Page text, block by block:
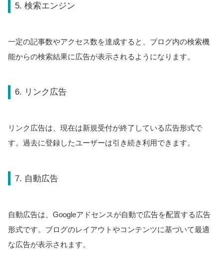
5. 検索エンジン
一定の記事数やアクセス数を達成すると、ブログ内の検索機
能からの検索結果に広告が表示されるようになります。
6. リンク広告
リンク広告は、現在は新規受付が終了している広告形式で
す。過去に登録したユーザーは引き続き利用できます。
7. 自動広告
自動広告は、Googleアドセンスが自動で広告を配置する広告
形式です。ブログのレイアウトやコンテンツに基づいて最適
な広告が表示されます。